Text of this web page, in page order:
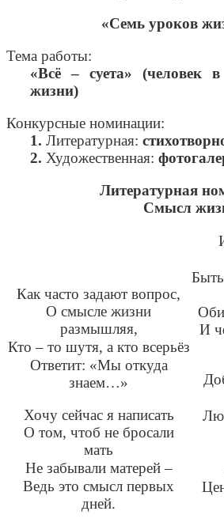
«Семь уроков
Тема работы:
«Всё – суета» (человек
жизни)
Конкурсные номинации:
1. Литературная:
2. Художественная:
Литературная
Смысл
Как часто задают вопрос,
О смысле жизни
размышляя,
Кто–то шутя, а кто всерьёз
Ответит: «Мы откуда
знаем…»
Хочу сейчас я написать
О том, чтоб не бросали
мать
Не забывали матерей–
Ведь это смысл первых
дней.
И